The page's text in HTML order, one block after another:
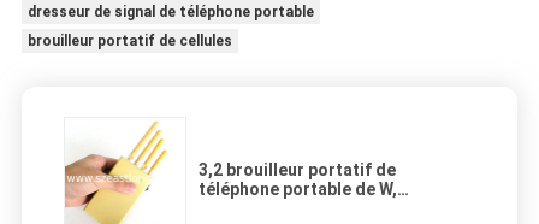
dresseur de signal de téléphone portable
brouilleur portatif de cellules
3,2 brouilleur portatif de
téléphone portable de W,